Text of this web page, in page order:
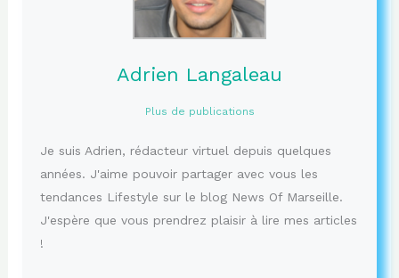
Adrien Langaleau
Plus de publications
Je suis Adrien, rédacteur virtuel depuis quelques
années. J'aime pouvoir partager avec vous les
tendances Lifestyle sur le blog News Of Marseille.
J'espère que vous prendrez plaisir à lire mes articles
!